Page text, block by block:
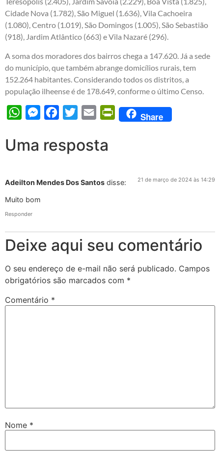
Cidade Nova (1.782), São Miguel (1.636), Vila Cachoeira
(1.080), Centro (1.019), São Domingos (1.005), São Sebastião
(918), Jardim Atlântico (663) e Vila Nazaré (296).
A soma dos moradores dos bairros chega a 147.620. Já a sede
do município, que também abrange domicílios rurais, tem
152.264 habitantes. Considerando todos os distritos, a
população ilheense é de 178.649, conforme o último Censo.
WhatsAppMessengerFacebook
Twitter Email PrintFriendly
Share
Uma resposta
Adeilton Mendes Dos Santos disse: 21 de março de 2024 às 14:29
Muito bom
Responder
Deixe aqui seu comentário
O seu endereço de e-mail não será publicado. Campos
obrigatórios são marcados com *
Comentário *
Nome *